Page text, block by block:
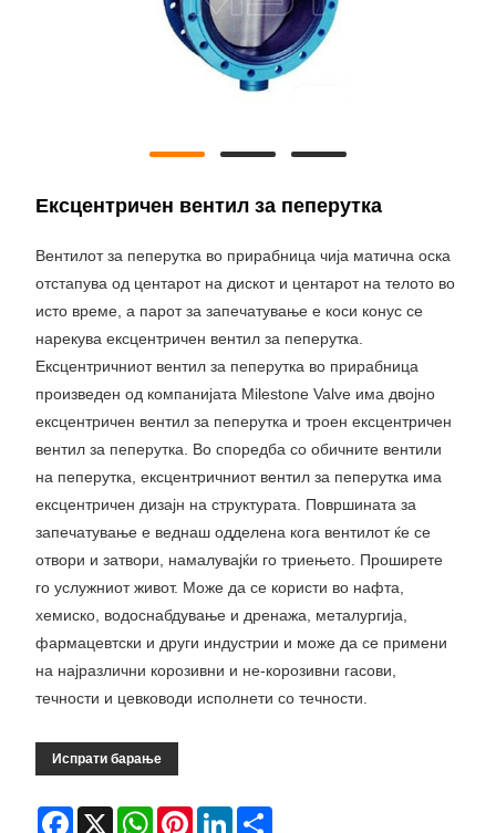
Ексцентричен вентил за пеперутка
Вентилот за пеперутка во прирабница чија матична оска
отстапува од центарот на дискот и центарот на телото во
исто време, а парот за запечатување е коси конус се
нарекува ексцентричен вентил за пеперутка.
Ексцентричниот вентил за пеперутка во прирабница
произведен од компанијата Milestone Valve има двојно
ексцентричен вентил за пеперутка и троен ексцентричен
вентил за пеперутка. Во споредба со обичните вентили
на пеперутка, ексцентричниот вентил за пеперутка има
ексцентричен дизајн на структурата. Површината за
запечатување е веднаш одделена кога вентилот ќе се
отвори и затвори, намалувајќи го триењето. Проширете
го услужниот живот. Може да се користи во нафта,
хемиско, водоснабдување и дренажа, металургија,
фармацевтски и други индустрии и може да се примени
на најразлични корозивни и не-корозивни гасови,
течности и цевководи исполнети со течности.
Испрати барање
Facebook
X WhatsAppPinterestLinkedIn